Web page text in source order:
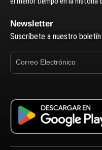
Newsletter
Suscríbete a nuestro